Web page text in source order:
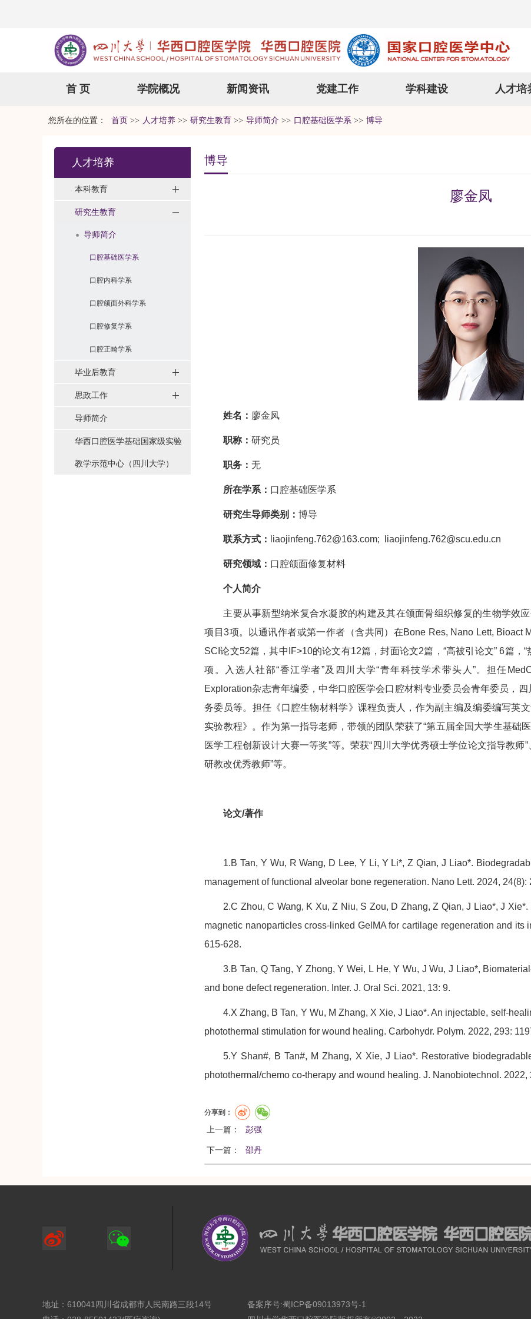
首 页 学院概况 新闻资讯 党建工作 学科建设 人才培
您所在的位置： 首页 >> 人才培养 >> 研究生教育 >> 导师简介 >> 口腔基础医学系 >> 博导
人才培养
本科教育
研究生教育
导师简介
口腔基础医学系
口腔内科学系
口腔颌面外科学系
口腔修复学系
口腔正畸学系
毕业后教育
思政工作
导师简介
华西口腔医学基础国家级实验
教学示范中心（四川大学）
博导
廖金凤
姓名： 廖金凤
职称：研究员
职务：无
所在学系： 口腔基础医学系
研究生导师类别：博导
联系方式： liaojinfeng.762@163.com; liaojinfeng.762@scu.edu.cn
研究领域： 口腔颌面修复材料
个人简介
主要从事新型纳米复合水凝胶的构建及其在颌面骨组织修复的生物学效
项目3项。以通讯作者或第一作者（含共同）在Bone Res, Nano Lett, Bioact
SCI论文52篇，其中IF>10的论文有12篇，封面论文2篇，“高被引论文” 6篇，
项。入选人社部“香江学者”及四川大学“青年科技学术带头人”。担任
Exploration杂志青年编委，中华口腔医学会口腔材料专业委员会青年委员，
务委员等。担任《口腔生物材料学》课程负责人，作为副主编及编委编写英
实验教程》。作为第一指导老师，带领的团队荣获了“第五届全国大学生基础
医学工程创新设计大赛一等奖”等。荣获“四川大学优秀硕士学位论文指导教师
研教改优秀教师”等。
论文/著作
1.B Tan, Y Wu, R Wang, D Lee, Y Li, Y Li*, Z Qian, J Liao*.
management of functional alveolar bone regeneration. Nano Lett. 2024, 24(8):
2.C Zhou, C Wang, K Xu, Z Niu, S Zou, D Zhang, Z Qian, J Liao*, J
magnetic nanoparticles cross-linked GelMA for cartilage regeneration and its
615-628.
3.B Tan, Q Tang, Y Zhong, Y Wei, L He, Y Wu, J Wu, J Liao*,
and bone defect regeneration. Inter. J. Oral Sci. 2021, 13: 9.
4.X Zhang, B Tan, Y Wu, M Zhang, X Xie, J Liao*. An injectable, self-
photothermal stimulation for wound healing. Carbohydr. Polym. 2022, 293:
5.Y Shan#, B Tan#, M Zhang, X Xie, J Liao*. Restorative
photothermal/chemo co-therapy and wound healing. J. Nanobiotechnol. 2022,
分享到：
上一篇： 彭强
下一篇： 邵丹
地址：610041四川省成都市人民南路三段14号
备案序号:蜀ICP备09013973号-1